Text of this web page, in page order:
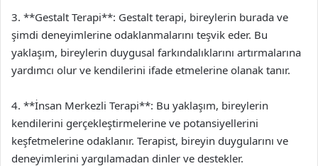
3. **Gestalt Terapi**: Gestalt terapi, bireylerin burada ve
şimdi deneyimlerine odaklanmalarını teşvik eder. Bu
yaklaşım, bireylerin duygusal farkındalıklarını artırmalarına
yardımcı olur ve kendilerini ifade etmelerine olanak tanır.
4. **İnsan Merkezli Terapi**: Bu yaklaşım, bireylerin
kendilerini gerçekleştirmelerine ve potansiyellerini
keşfetmelerine odaklanır. Terapist, bireyin duygularını ve
deneyimlerini yargılamadan dinler ve destekler.